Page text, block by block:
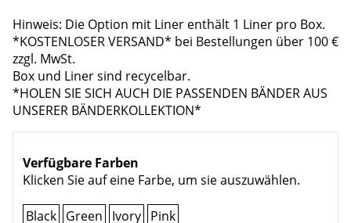
Hinweis: Die Option mit Liner enthält 1 Liner pro Box.
*KOSTENLOSER VERSAND* bei Bestellungen über 100 €
zzgl. MwSt.
Box und Liner sind recycelbar.
*HOLEN SIE SICH AUCH DIE PASSENDEN BÄNDER AUS
UNSERER BÄNDERKOLLEKTION*
Verfügbare Farben
Klicken Sie auf eine Farbe, um sie auszuwählen.
Black Green Ivory Pink